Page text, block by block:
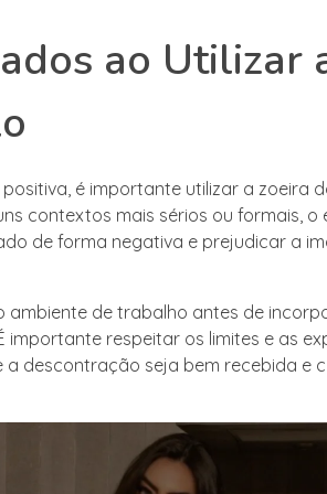
ao Utilizar
é importante utilizar a zoeira
contextos mais sérios ou formais, o
de forma negativa e prejudicar a
ambiente de trabalho antes de
importante respeitar os limites e as
descontração seja bem recebida e